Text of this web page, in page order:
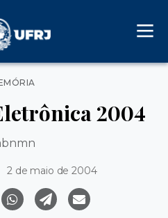
Categorias
2004
2 de maio de 2004